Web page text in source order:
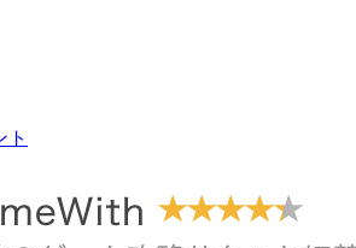
ト